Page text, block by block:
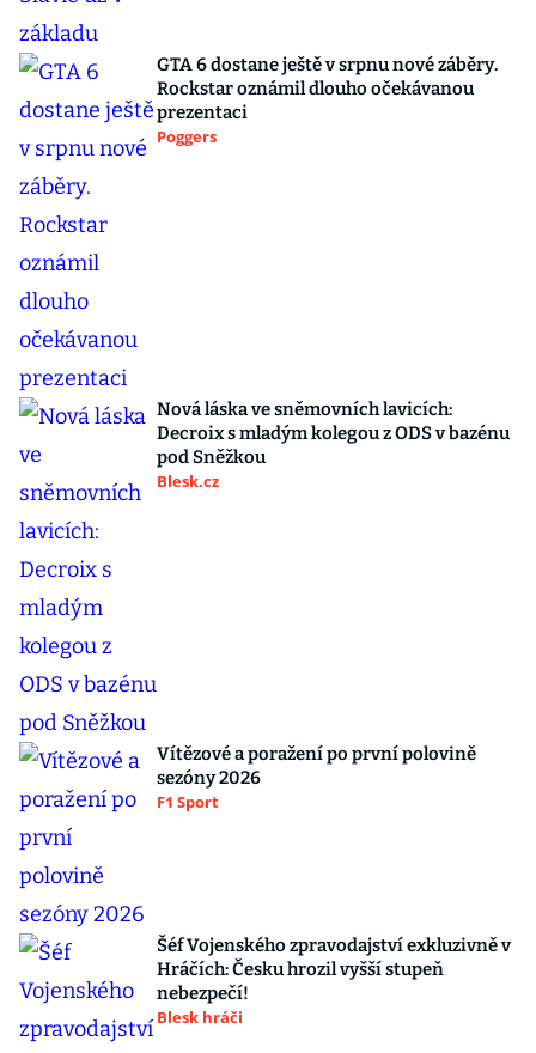
GTA 6 dostane ještě v srpnu nové záběry.
Rockstar oznámil dlouho očekávanou
prezentaci
Poggers
Nová láska ve sněmovních lavicích:
Decroix s mladým kolegou z ODS v bazénu
pod Sněžkou
Blesk.cz
Vítězové a poražení po první polovině
sezóny 2026
F1 Sport
Šéf Vojenského zpravodajství exkluzivně v
Hráčích: Česku hrozil vyšší stupeň
nebezpečí!
Blesk hráči